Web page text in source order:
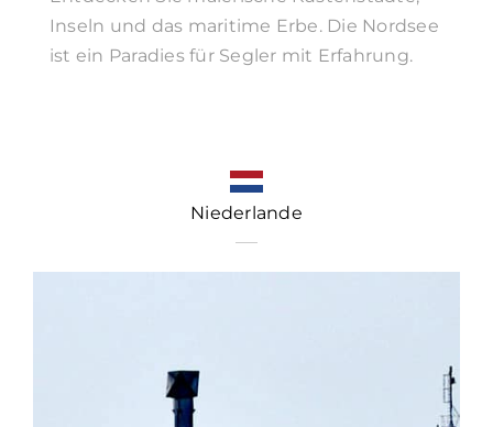
Inseln und das maritime Erbe. Die Nordsee
ist ein Paradies für Segler mit Erfahrung.
Niederlande